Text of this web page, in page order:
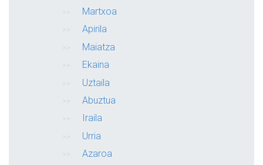
Martxoa
Apirila
Maiatza
Ekaina
Uztaila
Abuztua
Iraila
Urria
Azaroa